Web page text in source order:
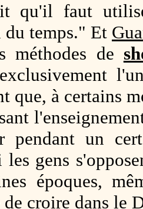
qu'il faut
temps." Et
méthodes de
que, à certains
pendant un
les gens
époques,
de croire dans le